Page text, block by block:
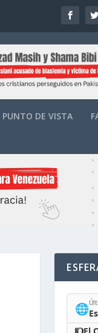
PUNTO DE VISTA
🌐